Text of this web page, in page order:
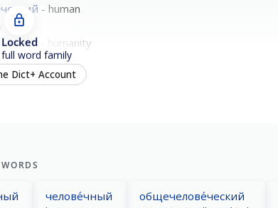
human
humanity
Locked
word family
Dict+ Account
челове́чный общечелове́ческий